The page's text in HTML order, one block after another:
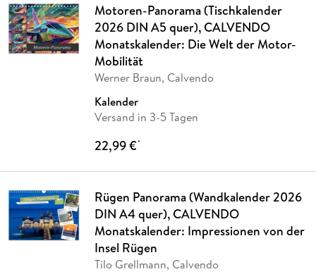
Motoren-Panorama (Tischkalender
2026 DIN A5 quer), CALVENDO
Monatskalender: Die Welt der Motor-
Mobilität
Werner Braun, Calvendo
Kalender
Versand in 3-5 Tagen
22,99 €*
Rügen Panorama (Wandkalender 2026
DIN A4 quer), CALVENDO
Monatskalender: Impressionen von der
Insel Rügen
Tilo Grellmann, Calvendo